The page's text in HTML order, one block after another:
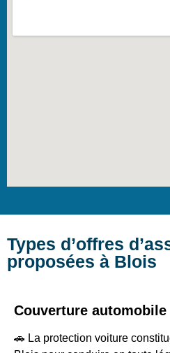
Types d’offres
proposées à Blois
Couverture automobile
🚗 La protection voiture